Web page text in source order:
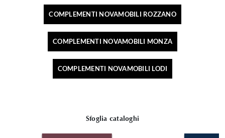
COMPLEMENTI NOVAMOBILI ROZZANO
COMPLEMENTI NOVAMOBILI MONZA
COMPLEMENTI NOVAMOBILI LODI
Sfoglia cataloghi